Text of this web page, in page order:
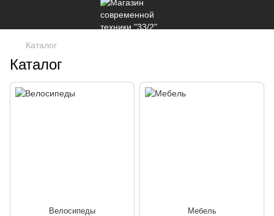
Каталог
Каталог
Велосипеды Мебель